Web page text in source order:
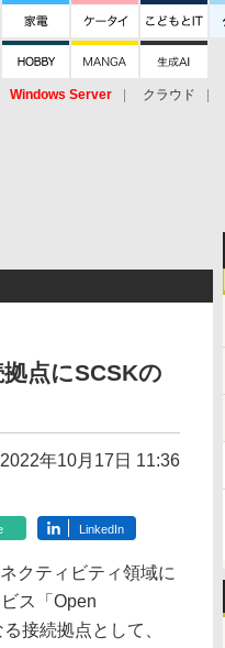
Windows Server クラウド
点にSCSKの
2022年10月17日 11:36
LinkedIn
クティビティ領域に
ス「Open
接続拠点として、